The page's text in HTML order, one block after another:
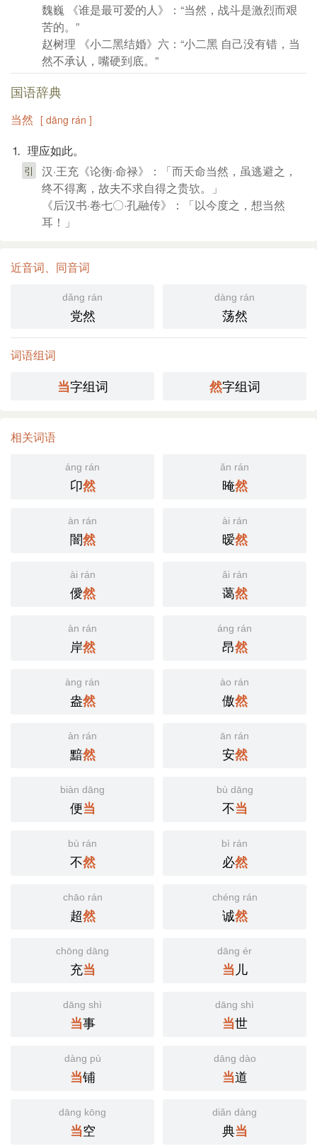
魏巍 《谁是最可爱的人》：“当然，战斗是激烈而艰
苦的。”
赵树理 《小二黑结婚》六：“小二黑 自己没有错，当
然不承认，嘴硬到底。”
国语辞典
当然 [ dāng rán ]
⒈ 理应如此。
引
汉·王充《论衡·命禄》：「而天命当然，虽逃避之，
终不得离，故夫不求自得之贵欤。」
《后汉书·卷七〇·孔融传》：「以今度之，想当然
耳！」
近音词、同音词
dǎng rán
党然
dàng rán
荡然
词语组词
当字组词 然字组词
相关词语
áng rán
卬然
ǎn rán
晻然
àn rán
闇然
ài rán
暧然
ài rán
僾然
ǎi rán
蔼然
àn rán
岸然
áng rán
昂然
àng rán
盎然
ào rán
傲然
àn rán
黯然
ān rán
安然
biàn dāng
便当
bù dāng
不当
bù rán
不然
bì rán
必然
chāo rán
超然
chéng rán
诚然
chōng dāng
充当
dāng ér
当 儿
dāng shì
当事
dāng shì
当世
dàng pù
当铺
dāng dào
当道
dāng kōng
当空
diǎn dàng
典当